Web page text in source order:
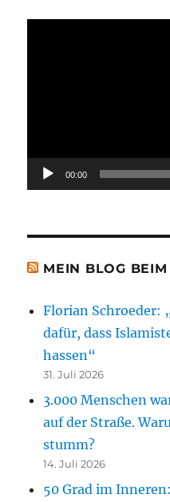
00:00
MEIN BLOG BEIM
Florian Schroeder:
dafür, dass
hassen“
31. Juli 2026
3.000 Menschen
auf der Straße.
stumm?
14. Juli 2026
50 Grad im